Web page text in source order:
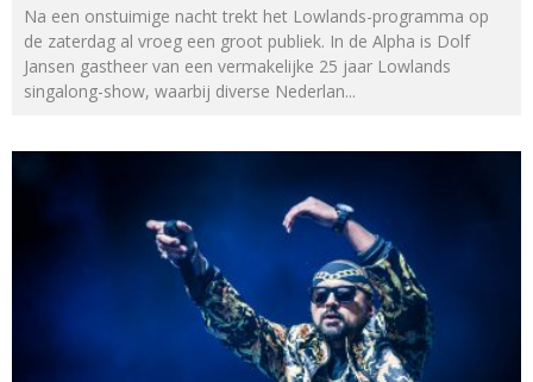
Na een onstuimige nacht trekt het Lowlands-programma op
de zaterdag al vroeg een groot publiek. In de Alpha is Dolf
Jansen gastheer van een vermakelijke 25 jaar Lowlands
singalong-show, waarbij diverse Nederlan...